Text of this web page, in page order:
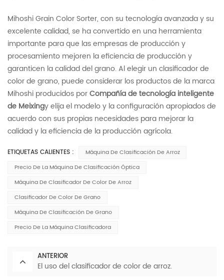
Mihoshi Grain Color Sorter, con su tecnología avanzada y su
excelente calidad, se ha convertido en una herramienta
importante para que las empresas de producción y
procesamiento mejoren la eficiencia de producción y
garanticen la calidad del grano. Al elegir un clasificador de
color de grano, puede considerar los productos de la marca
Mihoshi producidos porCompañía de tecnología inteligente
de Meixingy elija el modelo y la configuración apropiados de
acuerdo con sus propias necesidades para mejorar la
calidad y la eficiencia de la producción agrícola.
ETIQUETAS CALIENTES :
Máquina De Clasificación De Arroz
Precio De La Máquina De Clasificación Óptica
Máquina De Clasificador De Color De Arroz
Clasificador De Color De Grano
Máquina De Clasificación De Grano
Precio De La Máquina Clasificadora
ANTERIOR
El uso del clasificador de color de arroz.